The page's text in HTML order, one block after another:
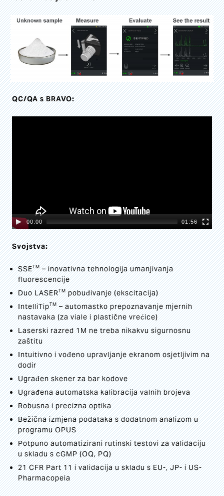
QC/QA s BRAVO:
00:00 01:56
Svojstva:
SSETM– inovativna tehnologija umanjivanja
fluorescencije
Duo LASERTMpobuđivanje (ekscitacija)
IntelliTipTM– automastko prepoznavanje mjernih
nastavaka (za viale i plastične vrećice)
Laserski razred 1M ne treba nikakvu sigurnosnu
zaštitu
Intuitivno i vođeno upravljanje ekranom osjetljivim na
dodir
Ugrađen skener za bar kodove
Ugrađena automatska kalibracija valnih brojeva
Robusna i precizna optika
Bežična izmjena podataka s dodatnom analizom u
programu OPUS
Potpuno automatizirani rutinski testovi za validaciju
u skladu s cGMP (OQ, PQ)
21 CFR Part 11 i validacija u skladu s EU-, JP- i US-
Pharmacopeia